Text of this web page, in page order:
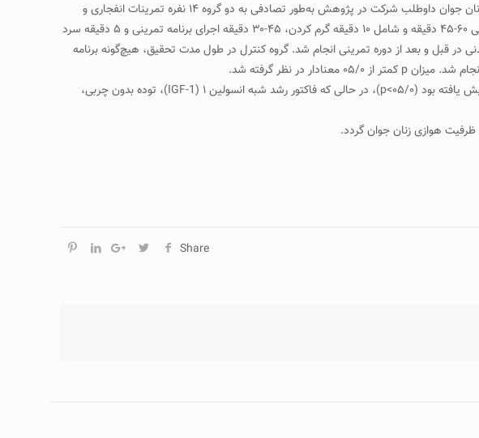
روش‌کار: این مطالعه کارآزمایی با تخصیص تصادفی در سال ۱۳۹۵ بر روی ۲۸ زن جوان ۲۹-۲۰ سال در شهر مشهد انجام شد. زنان جوان داوطلب شرکت در پژوهش به‌طور تصادفی به دو گروه ۱۴ نفره تمرینات انفجاری و
کنترل تقسیم شدند. برنامه تمرینی پژوهش حاضر به مدت ۱۰ هفته و هفته‌ای ۳ جلسه اجرا گردید. مدت زمان هر جلسه تمرینی ۶۰-۴۵ دقیقه و شامل ۱۰ دقیقه گرم کردن، ۴۵-۳۰ دقیقه اجرای برنامه تمرینی و ۵ دقیقه سرد
در قبل و بعد از دوره تمرینی انجام شد. گروه کنترل در طول مدت تحقیق، هیچ‌گونه برنامه
یافته­ها: بر اساس نتایج مطالعه، قدرت عضلانی بالاتنه، پایین‌تنه و حداکثر اکسیژن مصرفی در پایان دوره به‌طور معنی‌داری افزایش یافته بود (۰۵/۰>p)، در حالی که فاکتور رشد شبه‌ انسولین ۱ (IGF-1)، توده بدون چربی،
Share